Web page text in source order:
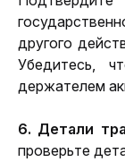
другого
Убедитесь,
держателем
6. Детали
проверьте